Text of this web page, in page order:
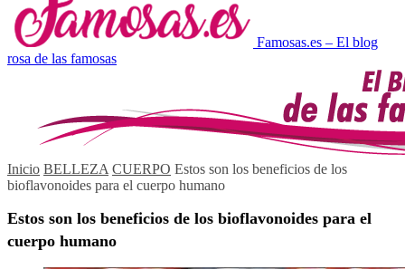
Famosas.es – El blog
rosa de las famosas
Inicio BELLEZA CUERPO Estos son los beneficios de los
bioflavonoides para el cuerpo humano
Estos son los beneficios de los bioflavonoides para el
cuerpo humano